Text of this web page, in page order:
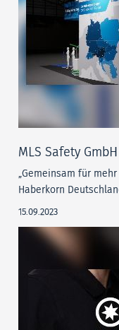
MLS Safety
„Gemeinsam für
Haberkorn
15.09.2023